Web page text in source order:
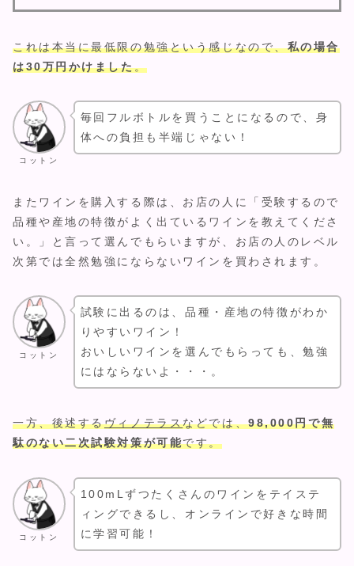
これは本当に最低限の勉強という感じなので、私の場合
は30万円かけました。
コットン
毎回フルボトルを買うことになるので、身
体への負担も半端じゃない！
またワインを購入する際は、お店の人に「受験するので
品種や産地の特徴がよく出ているワインを教えてくださ
い。」と言って選んでもらいますが、お店の人のレベル
次第では全然勉強にならないワインを買わされます。
コットン
試験に出るのは、品種・産地の特徴がわか
りやすいワイン！
おいしいワインを選んでもらっても、勉強
にはならないよ・・・。
一方、後述するヴィノテラスなどでは、98,000円で無
駄のない二次試験対策が可能です。
コットン
100mLずつたくさんのワインをテイステ
ィングできるし、オンラインで好きな時間
に学習可能！